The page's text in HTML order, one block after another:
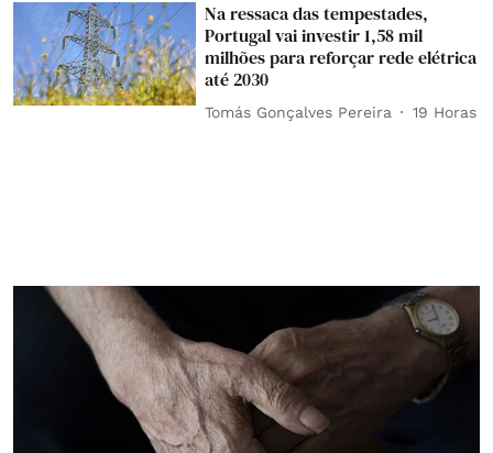
Na ressaca das tempestades,
Portugal vai investir 1,58 mil
milhões para reforçar rede elétrica
até 2030
Tomás Gonçalves Pereira 19 Horas